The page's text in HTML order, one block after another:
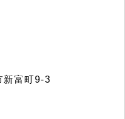
富町9-3